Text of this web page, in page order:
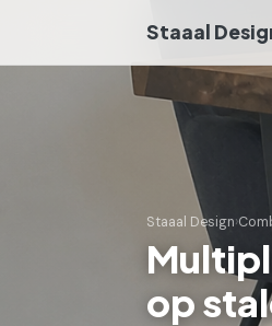
Staaal
Staaal Design›
op